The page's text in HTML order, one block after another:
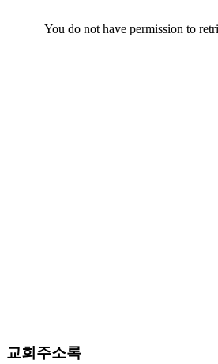
코
교회주소록